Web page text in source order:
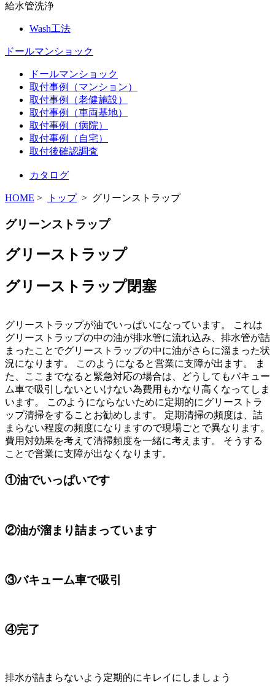
給水管洗浄
Wash工法
ドールマンショック
ドールマンショック
取付事例（マンション）
取付事例（老健施設）
取付事例（車両基地）
取付事例（病院）
取付事例（自宅）
取付後確認調査
カタログ
HOME > トップ> グリーンストラップ
グリーンストラップ
グリーストラップ
グリーストラップ閉塞
グリーストラップが油でいっぱいになっています。 これは
グリーストラップの中の油が排水管に流れ込み、排水管が詰
まったことでグリーストラップの中に油がさらに溜まった状
況になります。 このようになると営業に支障が出ます。 ま
た、ここまでなると緊急対応の場合は、どうしてもバキュー
ム車で吸引しないといけない為費用もかなり高くなってしま
います。 このようにならないために定期的にグリーストラ
ップ清掃をすることお勧めします。 定期清掃の頻度は、詰
まらない程度の頻度になりますので現場ごとで異なります。
費用対効果を考えて清掃頻度を一緒に考えます。 そうする
ことで営業に支障が出なくなります。
①油でいっぱいです
②油が溜まり詰まっています
③バキューム車で吸引
④完了
排水が詰まらないよう定期的にキレイにしましょう